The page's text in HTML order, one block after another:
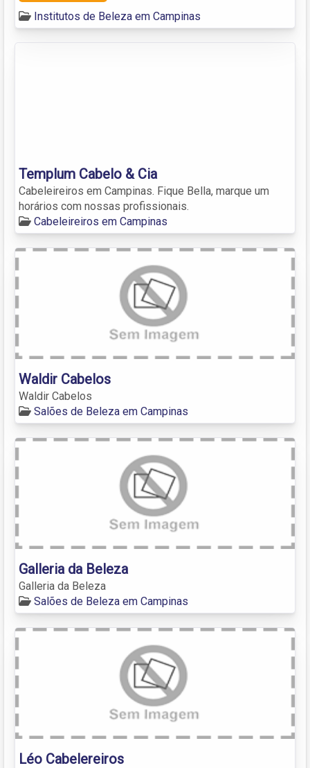
Institutos de Beleza em Campinas
Templum Cabelo & Cia
Cabeleireiros em Campinas. Fique Bella, marque um
horários com nossas profissionais.
Cabeleireiros em Campinas
Waldir Cabelos
Waldir Cabelos
Salões de Beleza em Campinas
Galleria da Beleza
Galleria da Beleza
Salões de Beleza em Campinas
Léo Cabelereiros